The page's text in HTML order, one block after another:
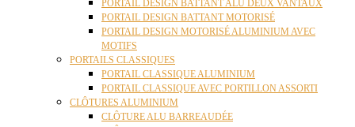
PORTAIL DESIGN BATTANT ALU DEUX VANTAUX
PORTAIL DESIGN BATTANT MOTORISÉ
PORTAIL DESIGN MOTORISÉ ALUMINIUM AVEC
MOTIFS
PORTAILS CLASSIQUES
PORTAIL CLASSIQUE ALUMINIUM
PORTAIL CLASSIQUE AVEC PORTILLON ASSORTI
CLÔTURES ALUMINIUM
CLÔTURE ALU BARREAUDÉE